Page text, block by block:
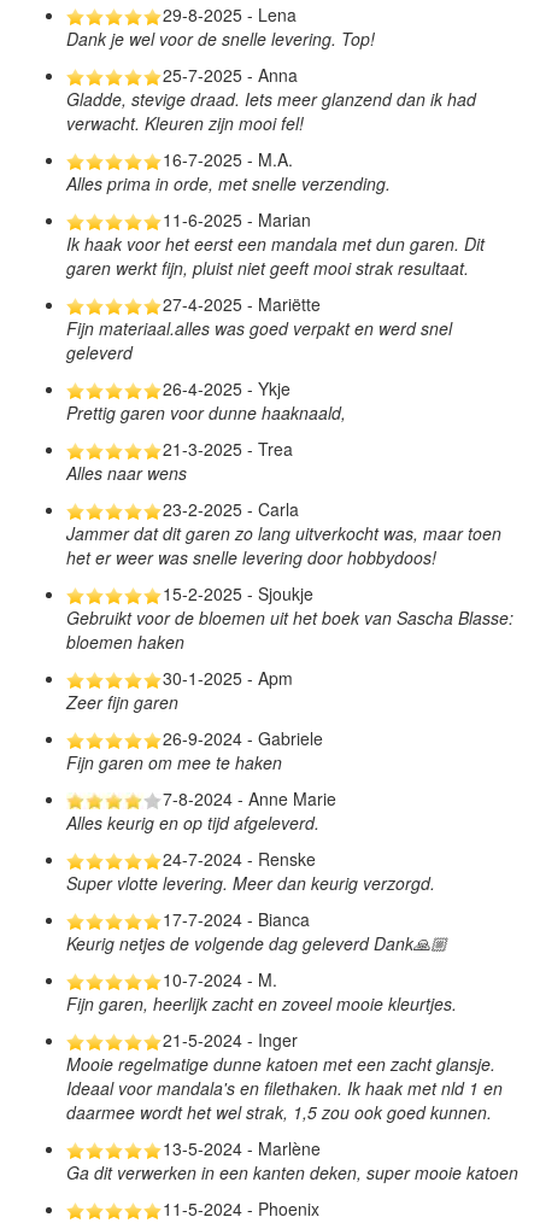
29-8-2025 - Lena
Dank je wel voor de snelle levering. Top!
25-7-2025 - Anna
Gladde, stevige draad. Iets meer glanzend dan ik had
verwacht. Kleuren zijn mooi fel!
16-7-2025 - M.A.
Alles prima in orde, met snelle verzending.
11-6-2025 - Marian
Ik haak voor het eerst een mandala met dun garen. Dit
garen werkt fijn, pluist niet geeft mooi strak resultaat.
27-4-2025 - Mariëtte
Fijn materiaal.alles was goed verpakt en werd snel
geleverd
26-4-2025 - Ykje
Prettig garen voor dunne haaknaald,
21-3-2025 - Trea
Alles naar wens
23-2-2025 - Carla
Jammer dat dit garen zo lang uitverkocht was, maar toen
het er weer was snelle levering door hobbydoos!
15-2-2025 - Sjoukje
Gebruikt voor de bloemen uit het boek van Sascha Blasse:
bloemen haken
30-1-2025 - Apm
Zeer fijn garen
26-9-2024 - Gabriele
Fijn garen om mee te haken
7-8-2024 - Anne Marie
Alles keurig en op tijd afgeleverd.
24-7-2024 - Renske
Super vlotte levering. Meer dan keurig verzorgd.
17-7-2024 - Bianca
Keurig netjes de volgende dag geleverd Dank🙏🏼
10-7-2024 - M.
Fijn garen, heerlijk zacht en zoveel mooie kleurtjes.
21-5-2024 - Inger
Mooie regelmatige dunne katoen met een zacht glansje.
Ideaal voor mandala's en filethaken. Ik haak met nld 1 en
daarmee wordt het wel strak, 1,5 zou ook goed kunnen.
13-5-2024 - Marlène
Ga dit verwerken in een kanten deken, super mooie katoen
11-5-2024 - Phoenix